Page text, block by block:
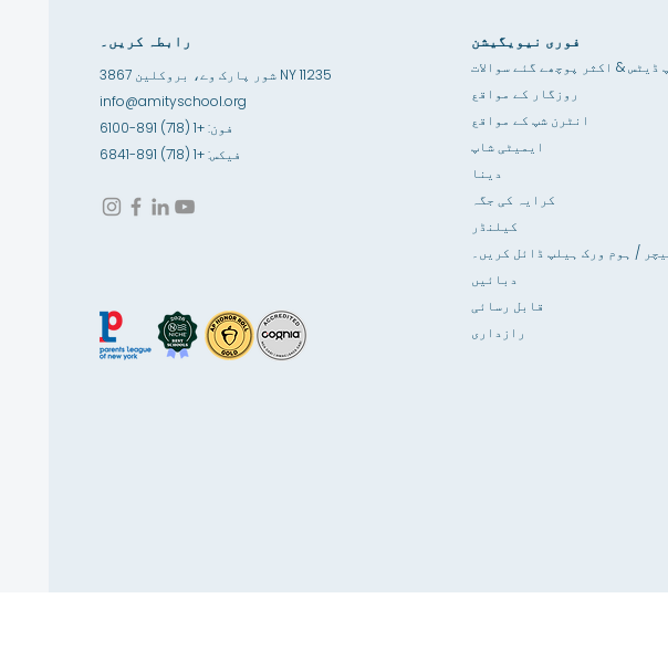
رابطہ کریں۔
3867 شور پارک وے، بروکلین NY 11235
info@amityschool.org
فون: +1 (718) 891-6100
فوری نیویگیشن
ڈیٹس & اکثر پوچھے گئے سوالات
روزگار کے مواقع
انٹرن شپ کے مواقع
ایمیٹی شاپ
دینا
کرایہ کی جگہ
کیلنڈر
/ ہوم ورک ہیلپ ڈائل کریں۔
دبائیں
رازداری